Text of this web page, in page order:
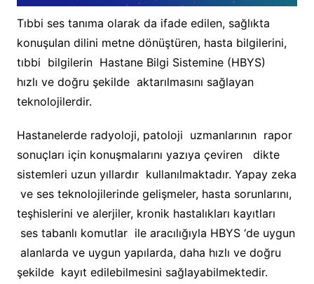
Tıbbi ses tanıma olarak da ifade edilen, sağlıkta
konuşulan dilini metne dönüştüren, hasta bilgilerini,
tıbbi bilgilerin Hastane Bilgi Sistemine (HBYS)
hızlı ve doğru şekilde aktarılmasını sağlayan
teknolojilerdir.
Hastanelerde radyoloji, patoloji uzmanlarının rapor
sonuçları için konuşmalarını yazıya çeviren dikte
sistemleri uzun yıllardır kullanılmaktadır. Yapay zeka
ve ses teknolojilerinde gelişmeler, hasta sorunlarını,
teşhislerini ve alerjiler, kronik hastalıkları kayıtları
ses tabanlı komutlar ile aracılığıyla HBYS ‘de uygun
alanlarda ve uygun yapılarda, daha hızlı ve doğru
şekilde kayıt edilebilmesini sağlayabilmektedir.